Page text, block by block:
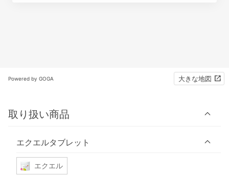
Powered by GOGA 大きな地図
取り扱い商品
エクエルタブレット
エクエル